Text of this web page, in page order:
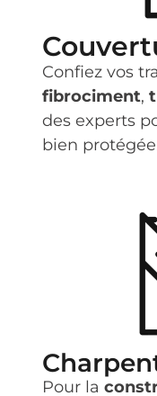
Confiez vos
fibrociment,
des experts
bien
Pour la